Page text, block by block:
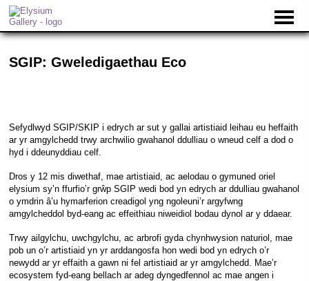
SGIP: Gweledigaethau Eco
Sefydlwyd SGIP/SKIP i edrych ar sut y gallai artistiaid leihau eu heffaith
ar yr amgylchedd trwy archwilio gwahanol ddulliau o wneud celf a dod o
hyd i ddeunyddiau celf.
Dros y 12 mis diwethaf, mae artistiaid, ac aelodau o gymuned oriel
elysium sy’n ffurfio’r grŵp SGIP wedi bod yn edrych ar ddulliau gwahanol
o ymdrin â’u hymarferion creadigol yng ngoleuni’r argyfwng
amgylcheddol byd-eang ac effeithiau niweidiol bodau dynol ar y ddaear.
Trwy ailgylchu, uwchgylchu, ac arbrofi gyda chynhwysion naturiol, mae
pob un o’r artistiaid yn yr arddangosfa hon wedi bod yn edrych o’r
newydd ar yr effaith a gawn ni fel artistiaid ar yr amgylchedd. Mae’r
ecosystem fyd-eang bellach ar adeg dyngedfennol ac mae angen i